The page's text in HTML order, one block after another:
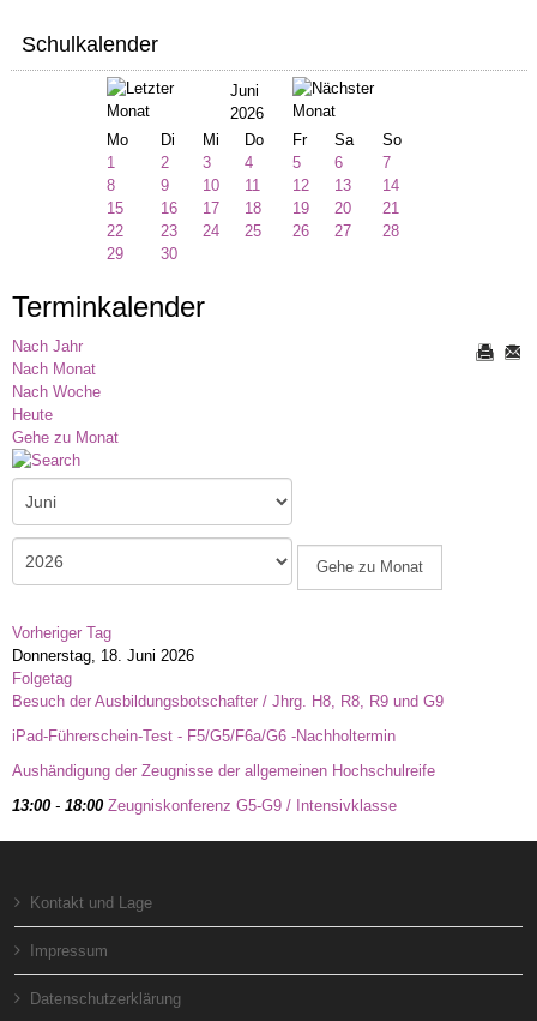
Schulkalender
Juni
2026
Mo
Di Mi Do Fr Sa
So
1
2 3 4 5 6
7
8
9 10 11 12 13
14
15
16 17 18 19 20
21
22
23 24 25 26 27
28
29
30
Terminkalender
Nach Jahr
Nach Monat
Nach Woche
Heute
Gehe zu Monat
Gehe zu Monat
Vorheriger Tag
Donnerstag, 18. Juni 2026
Folgetag
Besuch der Ausbildungsbotschafter / Jhrg. H8, R8, R9 und G9
iPad-Führerschein-Test - F5/G5/F6a/G6 -Nachholtermin
Aushändigung der Zeugnisse der allgemeinen Hochschulreife
13:00 - 18:00 Zeugniskonferenz G5-G9 / Intensivklasse
Kontakt und Lage
Impressum
Datenschutzerklärung